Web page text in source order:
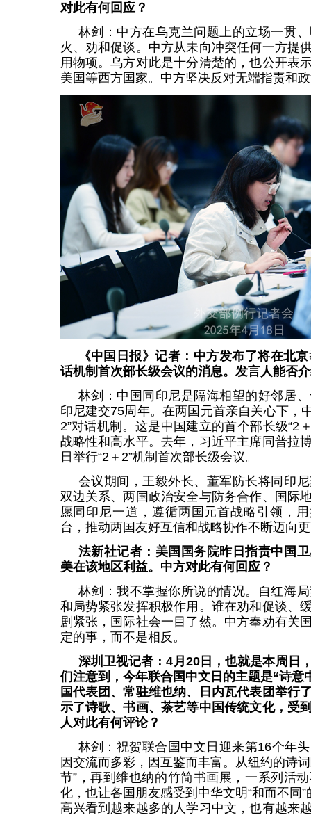
对此有何回应？
林剑：中方在乌克兰问题上的立场一贯
火、劝和促谈。中方从未向冲突任何一方提
用物项。乌方对此是十分清楚的，也公开表
美国等西方国家。中方坚决反对无端指责和
《中国日报》记者：中方发布了将在北
话机制首次部长级会议的消息。发言人能否
林剑：中国同印尼是隔海相望的好邻居
印尼建交75周年。在两国元首亲自关心下，
2”对话机制。这是中国建立的首个部长级“2
战略性和高水平。去年，习近平主席同普拉
日举行“2＋2”机制首次部长级会议。
会议期间，王毅外长、董军防长将同印
双边关系、两国政治安全与防务合作、国际
愿同印尼一道，遵循两国元首战略引领，
台，推动两国友好互信和战略协作不断迈向
法新社记者：美国国务院昨日指责中国
美在该地区利益。中方对此有何回应？
林剑：我不掌握你所说的情况。自红海
和局势紧张发挥积极作用。谁在劝和促谈、
剧紧张，国际社会一目了然。中方奉劝有关
定的事，而不是相反。
深圳卫视记者：4月20日，也就是本周日
们注意到，今年联合国中文日的主题是“诗意
国代表团、常驻维也纳、日内瓦代表团举行
示了诗歌、书画、茶艺等中国传统文化，受
人对此有何评论？
林剑：祝贺联合国中文日迎来第16个年
因交流而多彩，因互鉴而丰富。从纽约的诗
节”，再到维也纳的竹简书画展，一系列活
化，也让各国朋友感受到中华文明“和而不同
高兴看到越来越多的人学习中文，也有越来